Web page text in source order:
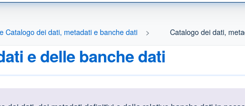
Catalogo dei dati, metadati e banche dati Catalogo dei dati,
e delle banche dati